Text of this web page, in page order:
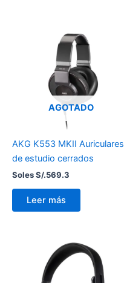
AGOTADO
AKG K553 MKII Auriculares
de estudio cerrados
Soles S/.569.3
Leer más